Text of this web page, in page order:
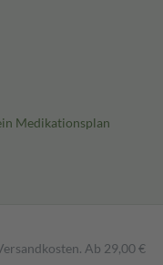
Medikationsplan
Ab 29,00 €